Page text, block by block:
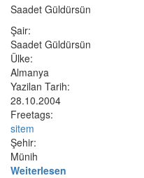
Saadet Güldürsün
Şair:
Saadet Güldürsün
Ülke:
Almanya
Yazilan Tarih:
28.10.2004
Freetags:
sitem
Şehir:
Münih
Weiterlesen